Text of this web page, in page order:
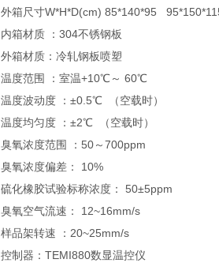
外箱尺寸W*H*D(cm) 85*140*95
内箱材质 ：304不锈钢板
外箱材质：冷轧钢板喷塑
温度范围 ：室温+10℃～ 60℃
温度波动度 ：±0.5℃ （空载时）
温度均匀度 ：±2℃ （空载时）
臭氧浓度范围 ：50～700ppm
臭氧浓度偏差： 10%
硫化橡胶试验标称浓度： 50±5ppm
臭氧空气流速： 12~16mm/s
样品架转速 ：20~25mm/s
控制器：TEMI880数显温控仪